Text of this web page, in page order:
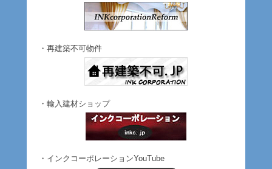
・再建築不可物件
・輸入建材ショップ
・インクコーポレーションYouTube